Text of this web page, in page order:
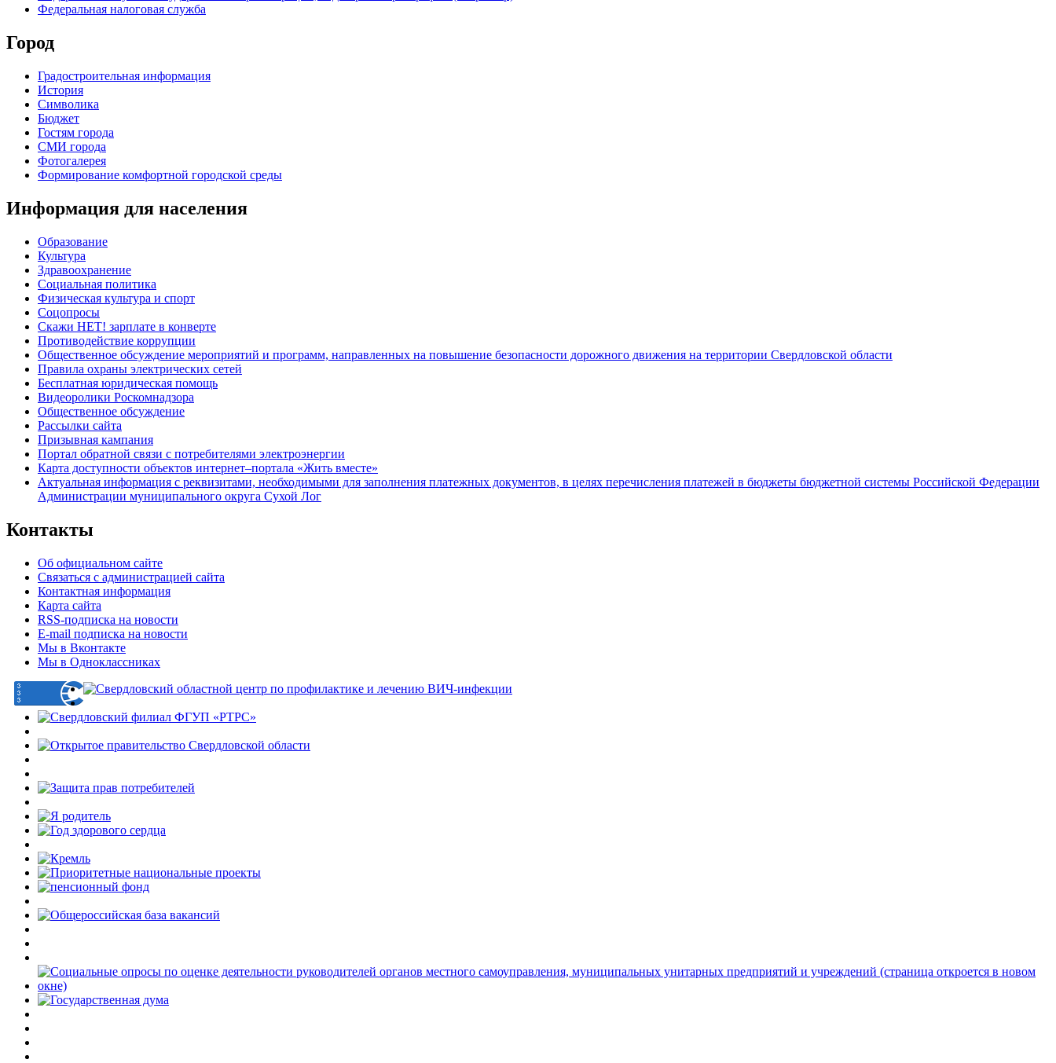
Федеральная налоговая служба
Город
Градостроительная информация
История
Символика
Бюджет
Гостям города
СМИ города
Фотогалерея
Формирование комфортной городской среды
Информация для населения
Образование
Культура
Здравоохранение
Социальная политика
Физическая культура и спорт
Соцопросы
Скажи НЕТ! зарплате в конверте
Противодействие коррупции
Общественное обсуждение мероприятий и программ, направленных на повышение безопасности дорожного движения на территории Свердловской области
Правила охраны электрических сетей
Бесплатная юридическая помощь
Видеоролики Роскомнадзора
Общественное обсуждение
Рассылки сайта
Призывная кампания
Портал обратной связи с потребителями электроэнергии
Карта доступности объектов интернет–портала «Жить вместе»
Актуальная информация с реквизитами, необходимыми для заполнения платежных документов, в целях перечисления платежей в бюджеты бюджетной системы Российской Федерации
Администрации муниципального округа Сухой Лог
Контакты
Об официальном сайте
Связаться с администрацией сайта
Контактная информация
Карта сайта
RSS-подписка на новости
E-mail подписка на новости
Мы в Вконтакте
Мы в Одноклассниках